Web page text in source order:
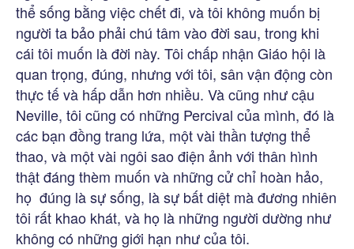
thể sống bằng việc chết đi, và tôi không muốn bị
người ta bảo phải chú tâm vào đời sau, trong khi
cái tôi muốn là đời này. Tôi chấp nhận Giáo hội là
quan trọng, đúng, nhưng với tôi, sân vận động còn
thực tế và hấp dẫn hơn nhiều. Và cũng như cậu
Neville, tôi cũng có những Percival của mình, đó là
các bạn đồng trang lứa, một vài thần tượng thể
thao, và một vài ngôi sao điện ảnh với thân hình
thật đáng thèm muốn và những cử chỉ hoàn hảo,
họ đúng là sự sống, là sự bất diệt mà đương nhiên
tôi rất khao khát, và họ là những người dường như
không có những giới hạn như của tôi.